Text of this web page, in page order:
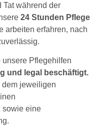
Tat während der
24 Stunden Pflege
arbeiten erfahren, nach
unsere Pflegehilfen
und legal beschäftigt.
dem jeweiligen
sowie eine